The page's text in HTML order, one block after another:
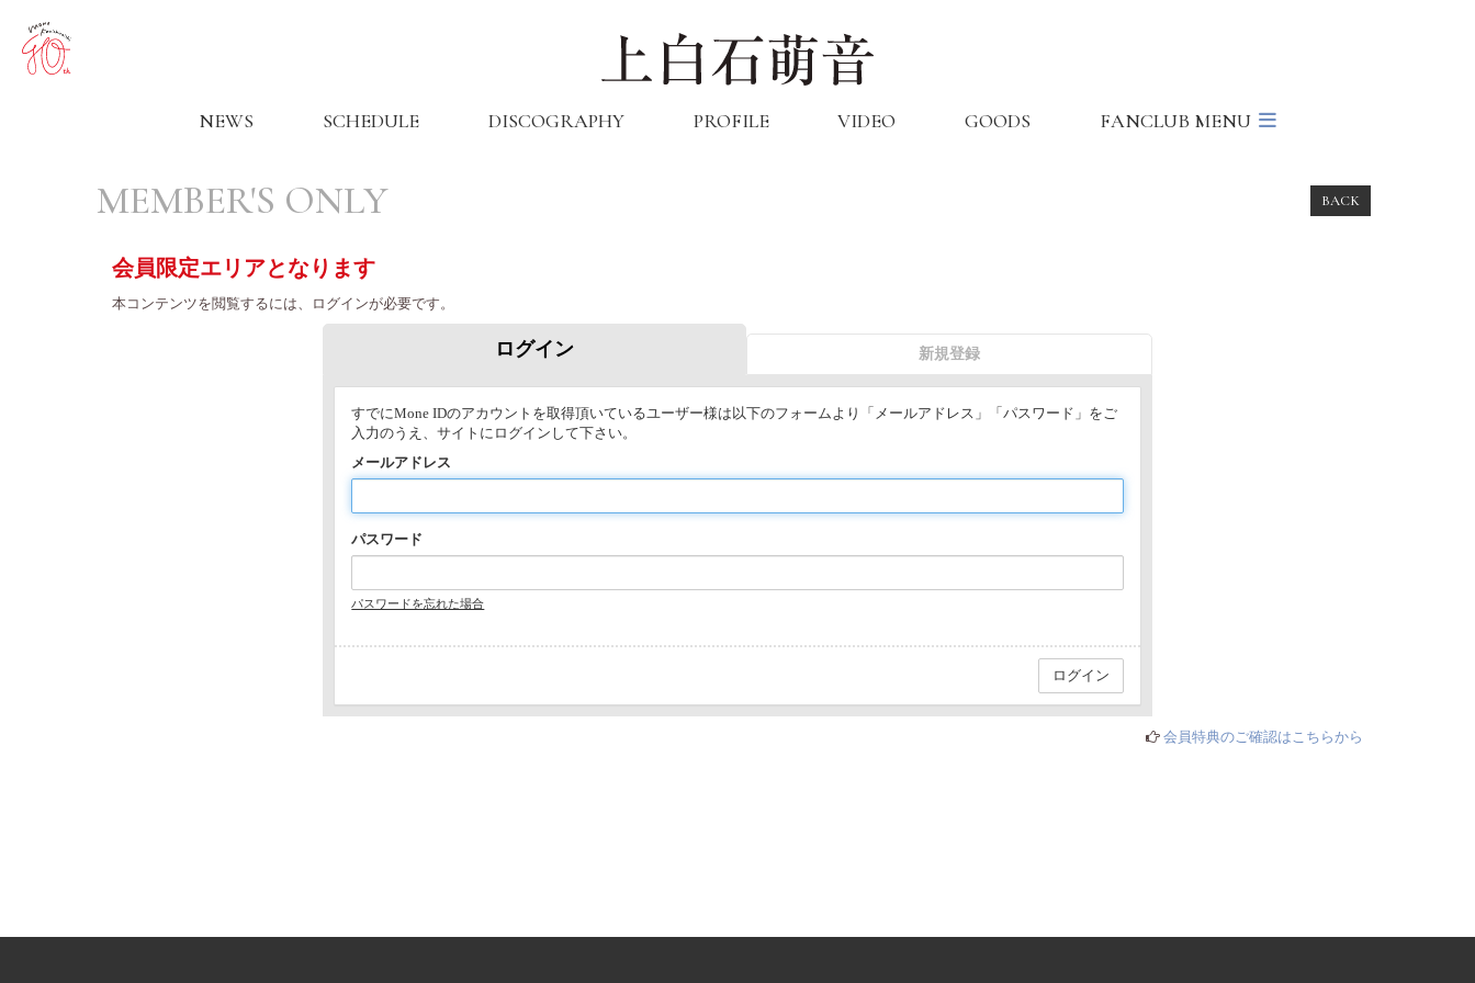
NEWS SCHEDULE DISCOGRAPHY PROFILE VIDEO GOODS FANCLUB MENU
MEMBER'S ONLY BACK
会員限定エリアとなります
本コンテンツを閲覧するには、ログインが必要です。
ログイン 新規登録
すでにMone IDのアカウントを取得頂いているユーザー様は以下のフォームより「メールアドレス」「パスワード」をご
入力のうえ、サイトにログインして下さい。
メールアドレス
パスワード
パスワードを忘れた場合
会員特典のご確認はこちらから